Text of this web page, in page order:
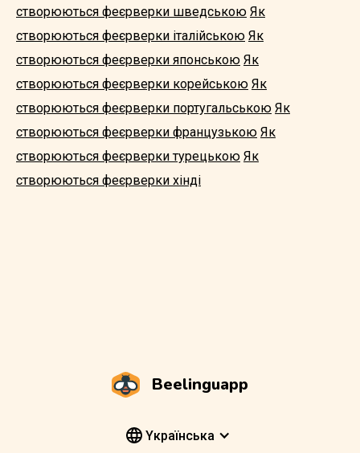
створюються феєрверки шведською Як
створюються феєрверки італійською Як
створюються феєрверки японською Як
створюються феєрверки корейською Як
створюються феєрверки португальською Як
створюються феєрверки французькою Як
створюються феєрверки турецькою Як
створюються феєрверки хінді
Beelinguapp
Yкраїнська